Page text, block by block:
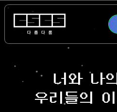
다름다룸
너와 나
우리들의